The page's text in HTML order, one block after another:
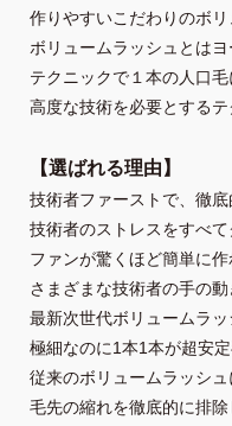
作りやすいこだわりのボ
ボリュームラッシュとは
テクニックで１本の人口
高度な技術を必要とするテ
【選ばれる理由】
技術者ファーストで、徹底
技術者のストレスをすべて
ファンが驚くほど簡単に作
さまざまな技術者の手の
最新次世代ボリュームラ
極細なのに1本1本が超安
従来のボリュームラッシ
毛先の縮れを徹底的に排除